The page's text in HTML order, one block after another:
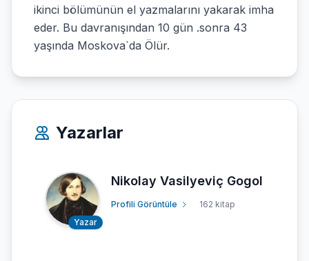
ikinci bölümünün el yazmalarını yakarak imha
eder. Bu davranışından 10 gün .sonra 43
yaşında Moskova`da Ölür.
Yazarlar
Yazar
Nikolay Vasilyeviç Gogol
Profili Görüntüle 162 kitap